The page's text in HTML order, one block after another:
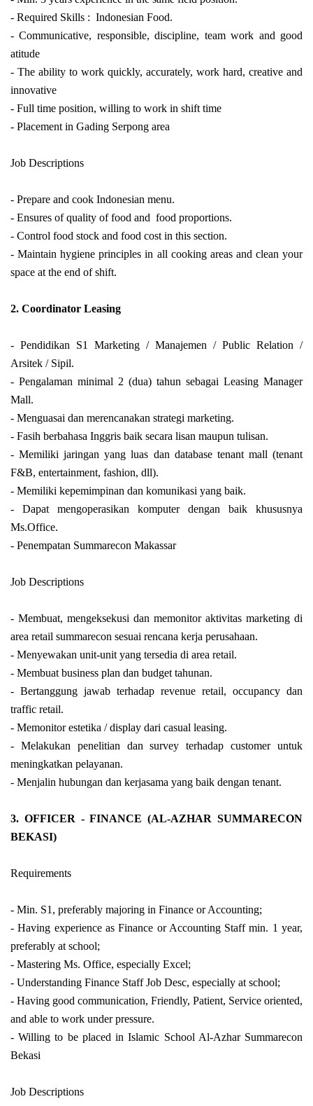
- Required Skills : Indonesian Food.
- Communicative, responsible, discipline, team work and good
atitude
- The ability to work quickly, accurately, work hard, creative and
innovative
- Full time position, willing to work in shift time
- Placement in Gading Serpong area
Job Descriptions
- Prepare and cook Indonesian menu.
- Ensures of quality of food and food proportions.
- Control food stock and food cost in this section.
- Maintain hygiene principles in all cooking areas and clean your
space at the end of shift.
2. Coordinator Leasing
- Pendidikan S1 Marketing / Manajemen / Public Relation /
Arsitek / Sipil.
- Pengalaman minimal 2 (dua) tahun sebagai Leasing Manager
Mall.
- Menguasai dan merencanakan strategi marketing.
- Fasih berbahasa Inggris baik secara lisan maupun tulisan.
- Memiliki jaringan yang luas dan database tenant mall (tenant
F&B, entertainment, fashion, dll).
- Memiliki kepemimpinan dan komunikasi yang baik.
- Dapat mengoperasikan komputer dengan baik khususnya
Ms.Office.
- Penempatan Summarecon Makassar
Job Descriptions
- Membuat, mengeksekusi dan memonitor aktivitas marketing di
area retail summarecon sesuai rencana kerja perusahaan.
- Menyewakan unit-unit yang tersedia di area retail.
- Membuat business plan dan budget tahunan.
- Bertanggung jawab terhadap revenue retail, occupancy dan
traffic retail.
- Memonitor estetika / display dari casual leasing.
- Melakukan penelitian dan survey terhadap customer untuk
meningkatkan pelayanan.
- Menjalin hubungan dan kerjasama yang baik dengan tenant.
3. OFFICER - FINANCE (AL-AZHAR SUMMARECON
BEKASI)
Requirements
- Min. S1, preferably majoring in Finance or Accounting;
- Having experience as Finance or Accounting Staff min. 1 year,
preferably at school;
- Mastering Ms. Office, especially Excel;
- Understanding Finance Staff Job Desc, especially at school;
- Having good communication, Friendly, Patient, Service oriented,
and able to work under pressure.
- Willing to be placed in Islamic School Al-Azhar Summarecon
Bekasi
Job Descriptions